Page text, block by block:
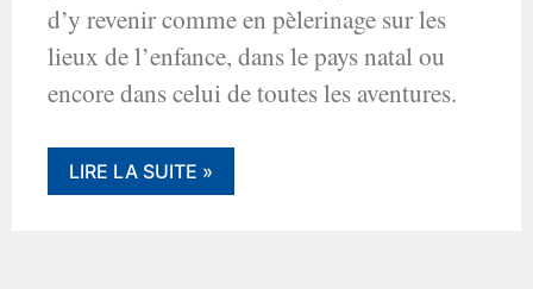
d’y revenir comme en pèlerinage sur les
lieux de l’enfance, dans le pays natal ou
encore dans celui de toutes les aventures.
LIRE LA SUITE »